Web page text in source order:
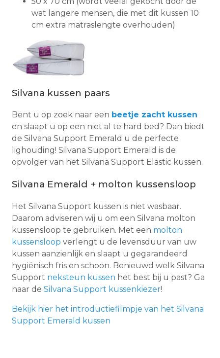
wat langere mensen, die met dit kussen 10
cm extra matraslengte overhouden)
Silvana kussen paars
Bent u op zoek naar een beetje zacht kussen
en slaapt u op een niet al te hard bed? Dan biedt
de Silvana Support Emerald u de perfecte
lighouding! Silvana Support Emerald is de
opvolger van het Silvana Support Elastic kussen.
Silvana Emerald + molton kussensloop
Het Silvana Support kussen is niet wasbaar.
Daarom adviseren wij u om een Silvana molton
kussensloop te gebruiken. Met een molton
kussensloop verlengt u de levensduur van uw
kussen aanzienlijk en slaapt u gegarandeerd
hygiënisch fris en schoon. Benieuwd welk Silvana
Support neksteun kussen het best bij u past? Ga
naar de Silvana Support kussenkiezer!
Bekijk hier het introductiefilmpje van het Silvana
Support Emerald kussen